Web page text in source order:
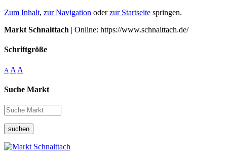
Zum Inhalt, zur Navigation oderzur Startseite springen.
Markt Schnaittach | Online: https://www.schnaittach.de/
Schriftgröße
A A A
Suche Markt
suchen